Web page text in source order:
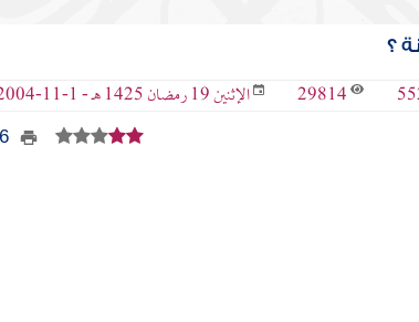
؟
29814 الإثنين 19 رمضان 1425 هـ - 1-11-2004 م
326